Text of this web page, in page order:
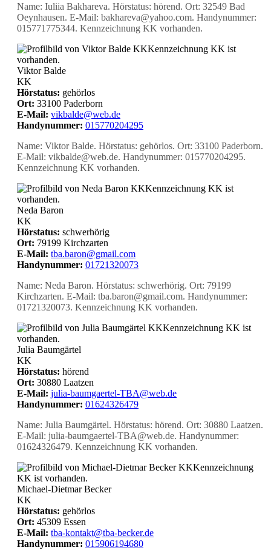
Name: Iuliia Bakhareva. Hörstatus: hörend. Ort: 32549 Bad
Oeynhausen. E-Mail: bakhareva@yahoo.com. Handynummer:
015771775344. Kennzeichnung KK vorhanden.
KKKennzeichnung KK ist
vorhanden.
Viktor Balde
KK
Hörstatus: gehörlos
Ort: 33100 Paderborn
E-Mail: vikbalde@web.de
Handynummer: 015770204295
Name: Viktor Balde. Hörstatus: gehörlos. Ort: 33100 Paderborn.
E-Mail: vikbalde@web.de. Handynummer: 015770204295.
Kennzeichnung KK vorhanden.
KKKennzeichnung KK ist
vorhanden.
Neda Baron
KK
Hörstatus: schwerhörig
Ort: 79199 Kirchzarten
E-Mail: tba.baron@gmail.com
Handynummer: 01721320073
Name: Neda Baron. Hörstatus: schwerhörig. Ort: 79199
Kirchzarten. E-Mail: tba.baron@gmail.com. Handynummer:
01721320073. Kennzeichnung KK vorhanden.
KKKennzeichnung KK ist
vorhanden.
Julia Baumgärtel
KK
Hörstatus: hörend
Ort: 30880 Laatzen
E-Mail: julia-baumgaertel-TBA@web.de
Handynummer: 01624326479
Name: Julia Baumgärtel. Hörstatus: hörend. Ort: 30880 Laatzen.
E-Mail: julia-baumgaertel-TBA@web.de. Handynummer:
01624326479. Kennzeichnung KK vorhanden.
KKKennzeichnung
KK ist vorhanden.
Michael-Dietmar Becker
KK
Hörstatus: gehörlos
Ort: 45309 Essen
E-Mail: tba-kontakt@tba-becker.de
Handynummer: 015906194680